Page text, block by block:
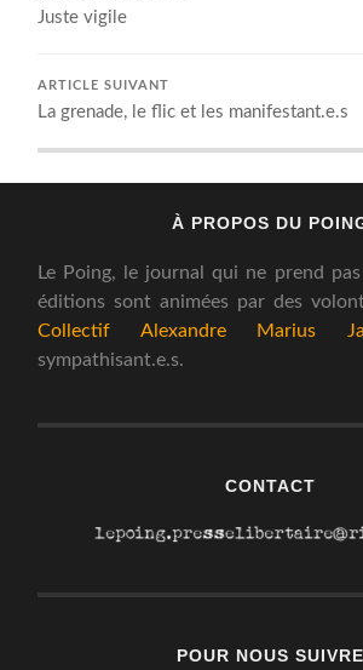
Juste vigile
ARTICLE SUIVANT
La grenade, le flic et les manifestant.e.s
À PROPOS DU
Le Poing, le journal qui ne prend
éditions sont animées par des
Collectif Alexandre Marius
sympathisant.e.s.
CONTACT
POUR NOUS SUIVRE